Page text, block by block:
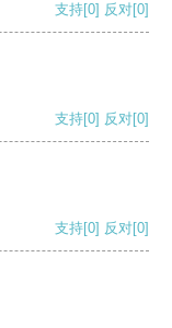
支持[0] 反对[0]
支持[0] 反对[0]
支持[0] 反对[0]